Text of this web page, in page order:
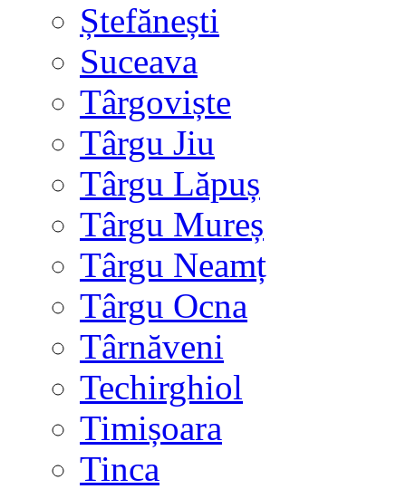
Ștefănești
Suceava
Târgoviște
Târgu Jiu
Târgu Lăpuș
Târgu Mureș
Târgu Neamț
Târgu Ocna
Târnăveni
Techirghiol
Timișoara
Tinca